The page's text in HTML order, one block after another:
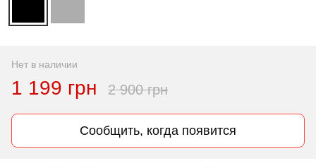
Нет в наличии
1 199 грн 2 900 грн
Сообщить, когда появится